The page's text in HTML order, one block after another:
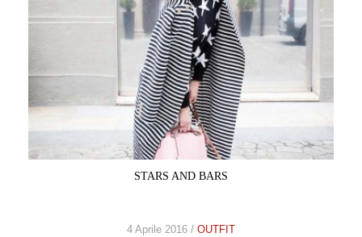
BEAUTY
TRAVEL
PARTIES
CELEB
STARS AND BARS
4 Aprile 2016 / OUTFIT